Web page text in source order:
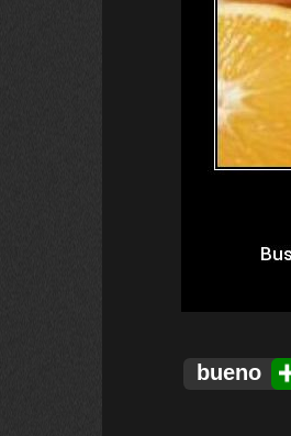
bueno